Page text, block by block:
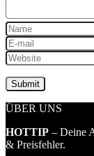
ÜBER UNS
HOTTIP – Deine
& Preisfehler.